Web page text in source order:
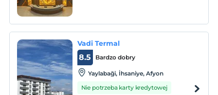
Vadi Termal
Bardzo dobry
8.5
Yaylabaği, İhsaniye, Afyon
Nie potrzeba karty kredytowej